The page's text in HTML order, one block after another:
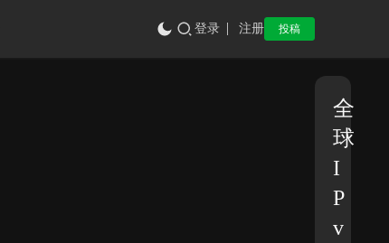
登录 注册 投稿
全
球
I
P
v